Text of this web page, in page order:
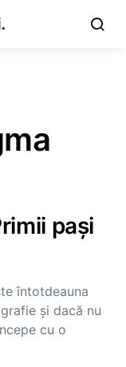
paşi
întotdeauna
şi dacă nu
cu o